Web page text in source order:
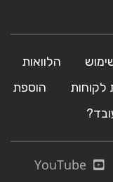
הלוואות
לקוחות
הוספת